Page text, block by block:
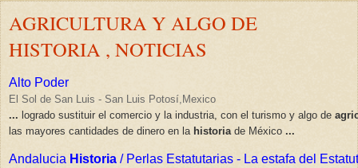
AGRICULTURA Y ALGO DE
HISTORIA , NOTICIAS
Alto Poder
El Sol de San Luis - San Luis Potosí,Mexico
... logrado sustituir el comercio y la industria, con el turismo y algo de
las mayores cantidades de dinero en la historia de México ...
Andalucia Historia / Perlas Estatutarias - La estafa del